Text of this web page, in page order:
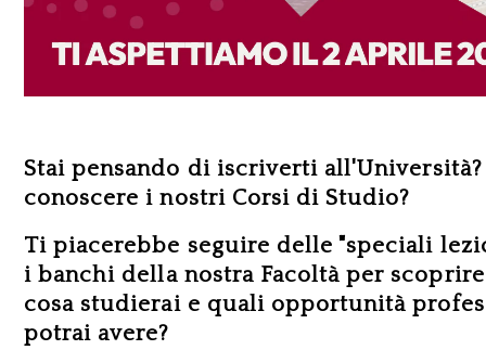
Stai pensando di iscriverti
conoscere i nostri Corsi di Studio?
Ti piacerebbe seguire delle "speciali
i banchi della nostra Facoltà per
cosa studierai e quali opportunità
potrai avere?